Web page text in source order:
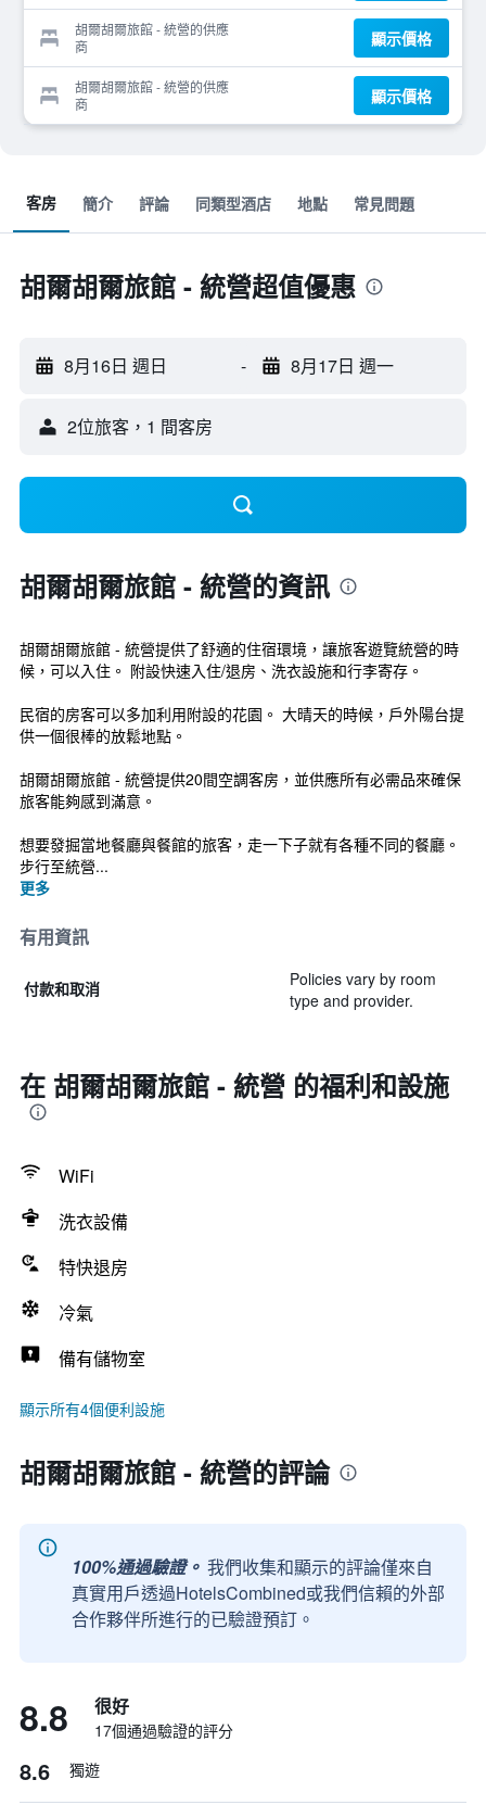
胡爾胡爾旅館 - 統營的供應
商
顯示價格
胡爾胡爾旅館 - 統營的供應
商
顯示價格
客房 簡介 評論 同類型酒店 地點 常見問題
胡爾胡爾旅館 - 統營超值優惠
8月16日 週日 - 8月17日 週一
2位旅客，1 間客房
胡爾胡爾旅館 - 統營的資訊
胡爾胡爾旅館 - 統營提供了舒適的住宿環境，讓旅客遊覽統營的時
候，可以入住。 附設快速入住/退房、洗衣設施和行李寄存。
民宿的房客可以多加利用附設的花園。 大晴天的時候，戶外陽台提
供一個很棒的放鬆地點。
胡爾胡爾旅館 - 統營提供20間空調客房，並供應所有必需品來確保
旅客能夠感到滿意。
想要發掘當地餐廳與餐館的旅客，走一下子就有各種不同的餐廳。
步行至統營...
更多
有用資訊
付款和取消
Policies vary by room
type and provider.
在 胡爾胡爾旅館 - 統營 的福利和設施
WiFi
洗衣設備
特快退房
冷氣
備有儲物室
顯示所有4個便利設施
胡爾胡爾旅館 - 統營的評論
100%通過驗證。 我們收集和顯示的評論僅來自
真實用戶透過HotelsCombined或我們信賴的外部
合作夥伴所進行的已驗證預訂。
8.8 很好
17個通過驗證的評分
8.6 獨遊